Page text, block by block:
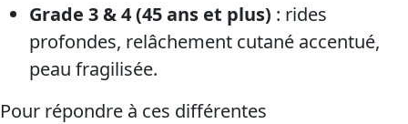
Grade 3 & 4 (45 ans et plus) : rides
profondes, relâchement cutané accentué,
peau fragilisée.
Pour répondre à ces différentes